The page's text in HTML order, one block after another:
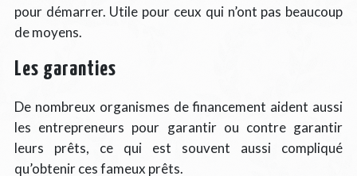
pour démarrer. Utile pour ceux qui n’ont pas beaucoup
de moyens.
Les garanties
De nombreux organismes de financement aident aussi
les entrepreneurs pour garantir ou contre garantir
leurs prêts, ce qui est souvent aussi compliqué
qu’obtenir ces fameux prêts.